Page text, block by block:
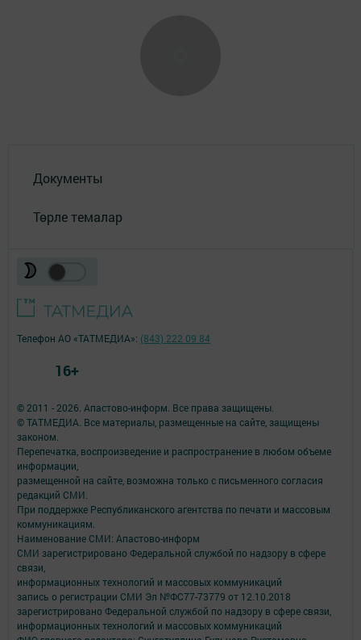
Документы
Төрле темалар
© 2011 - 2026. Апастово-информ. Все права защищены.
© ТАТМЕДИА. Все материалы, размещенные на сайте, защищены
законом.
Перепечатка, воспроизведение и распространение в любом объеме
информации,
размещенной на сайте, возможна только с письменного согласия
редакций СМИ.
При поддержке Республиканского агентства по печати и массовым
коммуникациям.
Наименование СМИ: Апастово-информ
СМИ зарегистрировано Федеральной службой по надзору в сфере
связи,
информационных технологий и массовых коммуникаций
запись о регистрации СМИ Эл №ФС77-73779 от 12.10.2018
зарегистрировано Федеральной службой по надзору в сфере связи,
информационных технологий и массовых коммуникаций
Телефон АО «ТАТМЕДИА»: (843) 222 09 84
16+